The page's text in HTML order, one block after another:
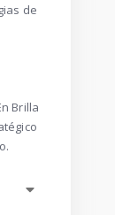
de
Brilla